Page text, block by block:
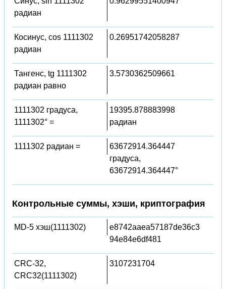
радиан
Косинус, cos 1111302
радиан
0.26951742058287
Тангенс, tg 1111302
радиан равно
3.5730362509661
1111302 градуса,
1111302° =
19395.878883998
радиан
1111302 радиан =
63672914.364447
градуса,
63672914.364447°
Контрольные суммы, хэши, криптография
MD-5 хэш(1111302)
e8742aaea57187de36c3
94e84e6df481
CRC-32,
CRC32(1111302)
3107231704